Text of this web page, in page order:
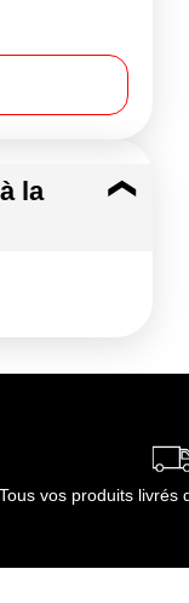
la
vos produits livrés